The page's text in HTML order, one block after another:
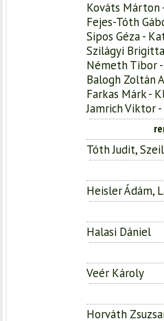
Kováts Márton
Fejes-Tóth
Sipos Géza -
Szilágyi
Németh Tibor
Balogh Zoltán
Farkas Márk -
Jamrich Viktor
Tóth Judit,
Heisler Ádám,
Halasi Dániel
Veér Károly
Horváth